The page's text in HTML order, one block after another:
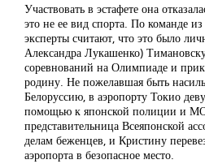
Участвовать в эстафете она
это не ее вид спорта. По команде
эксперты считают, что это было
Александра Лукашенко)
соревнований на Олимпиаде и
родину. Не пожелавшая быть
Белоруссию, в аэропорту Токио
помощью к японской полиции и
представительница Всеяпонской
делам беженцев, и Кристину
аэропорта в безопасное место.